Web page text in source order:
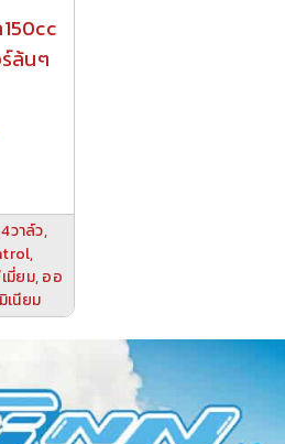
ล้นๆ
4วาล์ว,
,
มี่ยม,ออ
เนียม